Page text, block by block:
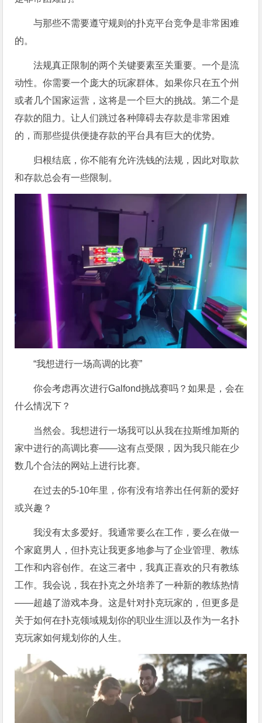
与那些不需要遵守规则的扑克平台竞争是非常困难
的。
法规真正限制的两个关键要素至关重要。一个是流
动性。你需要一个庞大的玩家群体。如果你只在五个州
或者几个国家运营，这将是一个巨大的挑战。第二个是
存款的阻力。让人们跳过各种障碍去存款是非常困难
的，而那些提供便捷存款的平台具有巨大的优势。
归根结底，你不能有允许洗钱的法规，因此对取款
和存款总会有一些限制。
“我想进行一场高调的比赛”
你会考虑再次进行Galfond挑战赛吗？如果是，会在
什么情况下？
当然会。我想进行一场我可以从我在拉斯维加斯的
家中进行的高调比赛——这有点受限，因为我只能在少
数几个合法的网站上进行比赛。
在过去的5-10年里，你有没有培养出任何新的爱好
或兴趣？
我没有太多爱好。我通常要么在工作，要么在做一
个家庭男人，但扑克让我更多地参与了企业管理、教练
工作和内容创作。在这三者中，我真正喜欢的只有教练
工作。我会说，我在扑克之外培养了一种新的教练热情
——超越了游戏本身。这是针对扑克玩家的，但更多是
关于如何在扑克领域规划你的职业生涯以及作为一名扑
克玩家如何规划你的人生。